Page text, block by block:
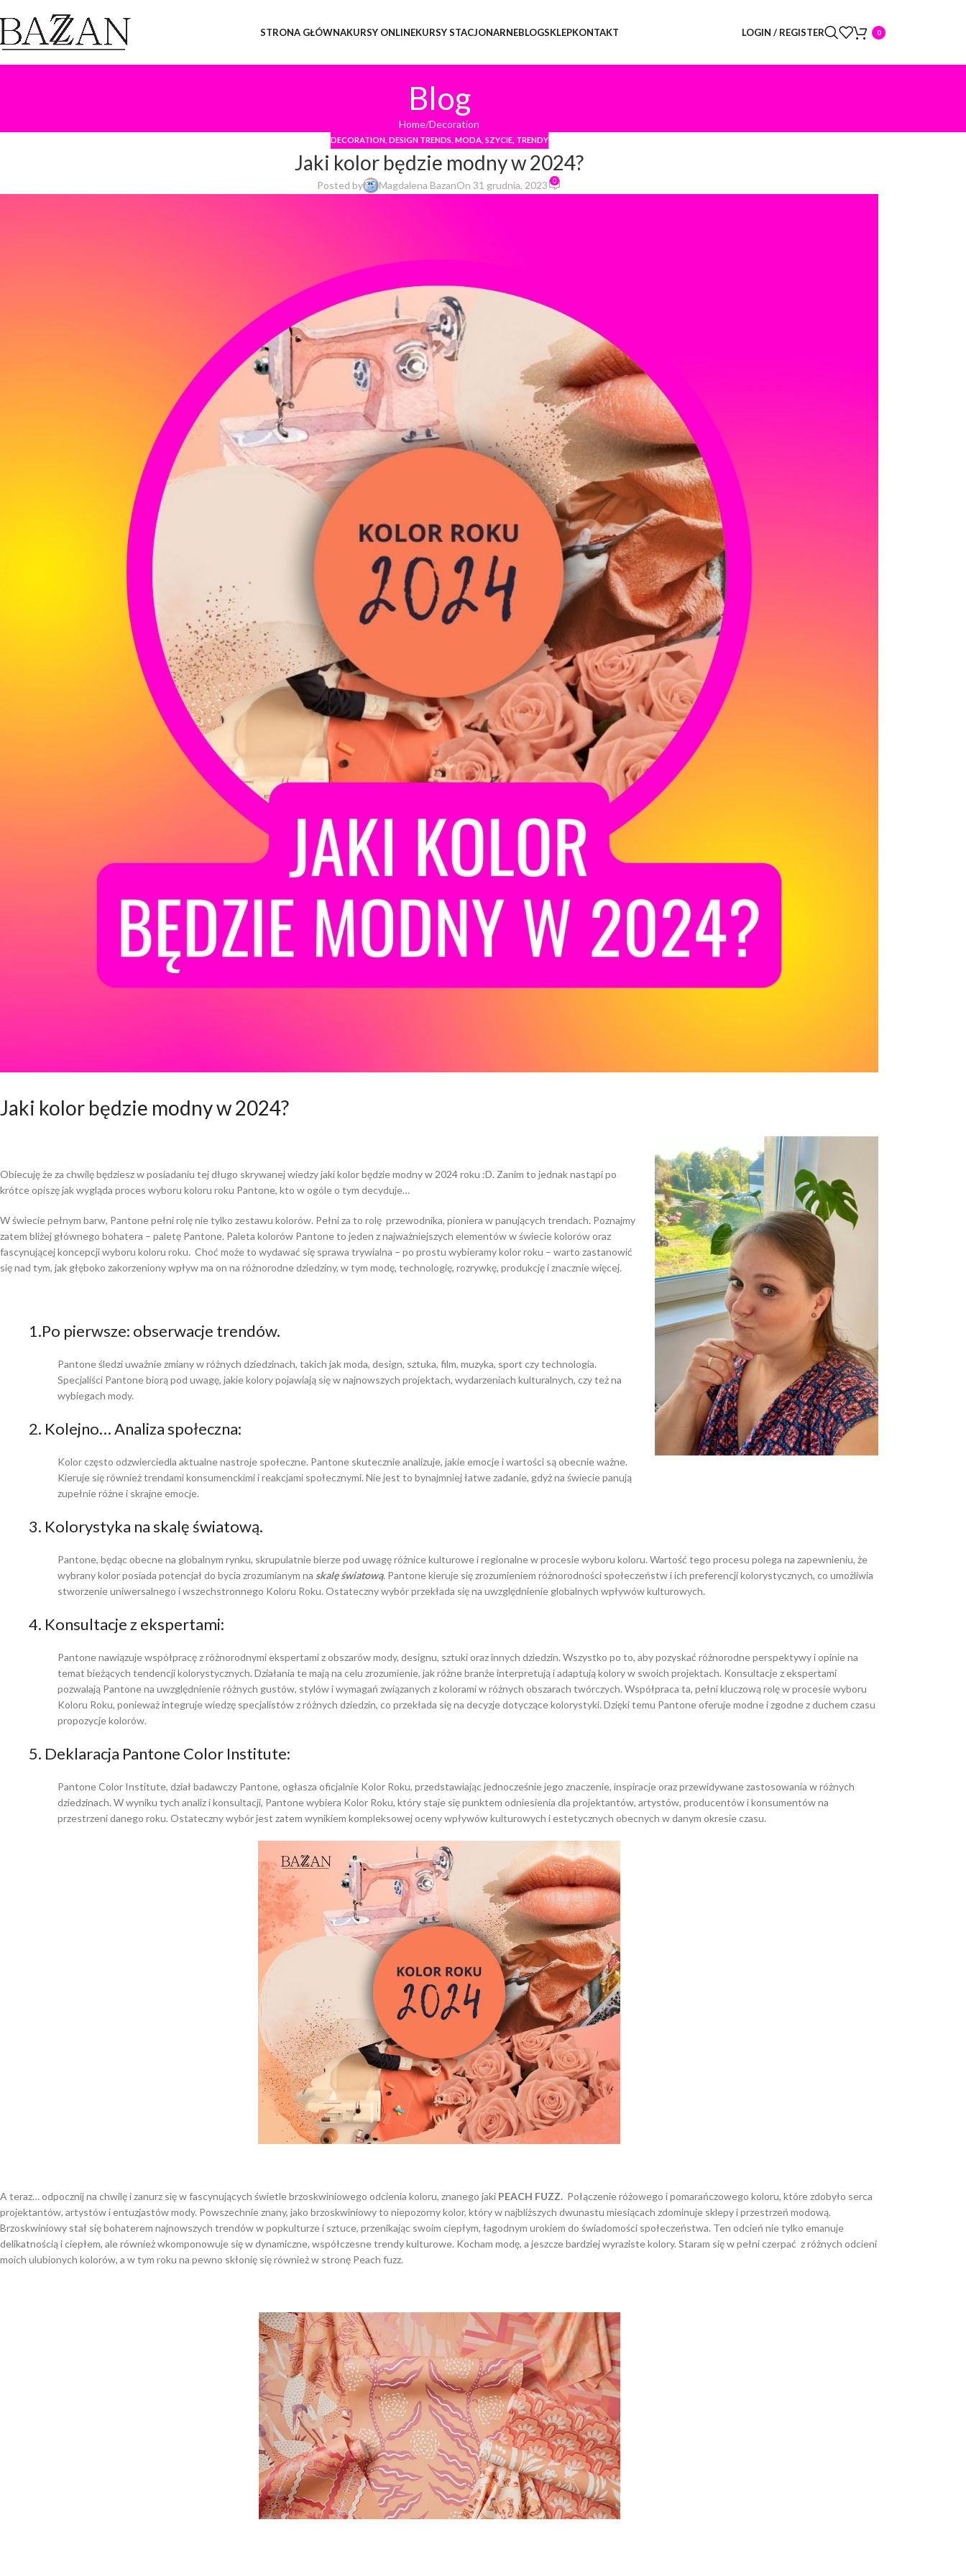
STRONA GŁÓWNAKURSY ONLINEKURSY STACJONARNEBLOGSKLEPKONTAKT LOGIN / REGISTER 0
Blog
Home Decoration
DECORATION, DESIGN TRENDS MODA, SZYCIE, TRENDY
Jaki kolor będzie modny w 2024?
Posted by Magdalena BazanOn 31 grudnia, 2023 0
Jaki kolor będzie modny w 2024?
Obiecuję że za chwilę będziesz w posiadaniu tej długo skrywanej wiedzy jaki kolor będzie modny w 2024 roku :D. Zanim to jednak nastąpi po
krótce opiszę jak wygląda proces wyboru koloru roku Pantone, kto w ogóle o tym decyduje…
W świecie pełnym barw, Pantone pełni rolę nie tylko zestawu kolorów. Pełni za to rolę przewodnika, pioniera w panujących trendach. Poznajmy
zatem bliżej głównego bohatera – paletę Pantone. Paleta kolorów Pantone to jeden z najważniejszych elementów w świecie kolorów oraz
fascynującej koncepcji wyboru koloru roku. Choć może to wydawać się sprawa trywialna – po prostu wybieramy kolor roku – warto zastanowić
się nad tym, jak głęboko zakorzeniony wpływ ma on na różnorodne dziedziny, w tym modę, technologię, rozrywkę, produkcję i znacznie więcej.
1.Po pierwsze: obserwacje trendów.
Pantone śledzi uważnie zmiany w różnych dziedzinach, takich jak moda, design, sztuka, film, muzyka, sport czy technologia.
Specjaliści Pantone biorą pod uwagę, jakie kolory pojawiają się w najnowszych projektach, wydarzeniach kulturalnych, czy też na
wybiegach mody.
2. Kolejno… Analiza społeczna:
Kolor często odzwierciedla aktualne nastroje społeczne. Pantone skutecznie analizuje, jakie emocje i wartości są obecnie ważne.
Kieruje się również trendami konsumenckimi i reakcjami społecznymi. Nie jest to bynajmniej łatwe zadanie, gdyż na świecie panują
zupełnie różne i skrajne emocje.
3. Kolorystyka na skalę światową.
Pantone, będąc obecne na globalnym rynku, skrupulatnie bierze pod uwagę różnice kulturowe i regionalne w procesie wyboru koloru. Wartość tego procesu polega na zapewnieniu, że
wybrany kolor posiada potencjał do bycia zrozumianym na skalę światową. Pantone kieruje się zrozumieniem różnorodności społeczeństw i ich preferencji kolorystycznych, co umożliwia
stworzenie uniwersalnego i wszechstronnego Koloru Roku. Ostateczny wybór przekłada się na uwzględnienie globalnych wpływów kulturowych.
4. Konsultacje z ekspertami:
Pantone nawiązuje współpracę z różnorodnymi ekspertami z obszarów mody, designu, sztuki oraz innych dziedzin. Wszystko po to, aby pozyskać różnorodne perspektywy i opinie na
temat bieżących tendencji kolorystycznych. Działania te mają na celu zrozumienie, jak różne branże interpretują i adaptują kolory w swoich projektach. Konsultacje z ekspertami
pozwalają Pantone na uwzględnienie różnych gustów, stylów i wymagań związanych z kolorami w różnych obszarach twórczych. Współpraca ta, pełni kluczową rolę w procesie wyboru
Koloru Roku, ponieważ integruje wiedzę specjalistów z różnych dziedzin, co przekłada się na decyzje dotyczące kolorystyki. Dzięki temu Pantone oferuje modne i zgodne z duchem czasu
propozycje kolorów.
5. Deklaracja Pantone Color Institute:
Pantone Color Institute, dział badawczy Pantone, ogłasza oficjalnie Kolor Roku, przedstawiając jednocześnie jego znaczenie, inspiracje oraz przewidywane zastosowania w różnych
dziedzinach. W wyniku tych analiz i konsultacji, Pantone wybiera Kolor Roku, który staje się punktem odniesienia dla projektantów, artystów, producentów i konsumentów na
przestrzeni danego roku. Ostateczny wybór jest zatem wynikiem kompleksowej oceny wpływów kulturowych i estetycznych obecnych w danym okresie czasu.
A teraz… odpocznij na chwilę i zanurz się w fascynujących świetle brzoskwiniowego odcienia koloru, znanego jaki PEACH FUZZ. Połączenie różowego i pomarańczowego koloru, które zdobyło serca
projektantów, artystów i entuzjastów mody. Powszechnie znany, jako brzoskwiniowy to niepozorny kolor, który w najbliższych dwunastu miesiącach zdominuje sklepy i przestrzeń modową.
Brzoskwiniowy stał się bohaterem najnowszych trendów w popkulturze i sztuce, przenikając swoim ciepłym, łagodnym urokiem do świadomości społeczeństwa. Ten odcień nie tylko emanuje
delikatnością i ciepłem, ale również wkomponowuje się w dynamiczne, współczesne trendy kulturowe. Kocham modę, a jeszcze bardziej wyraziste kolory. Staram się w pełni czerpać z różnych odcieni
moich ulubionych kolorów, a w tym roku na pewno skłonię się również w stronę Peach fuzz.